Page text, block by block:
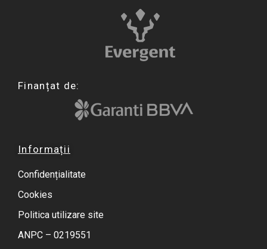
Finanțat de:
Informații
Confidențialitate
Cookies
Politica utilizare site
ANPC – 0219551